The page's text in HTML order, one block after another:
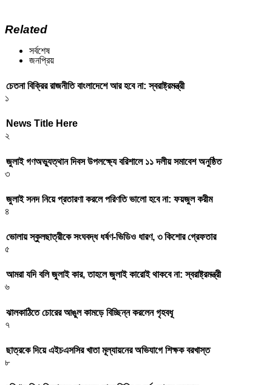
Related
সর্বশেষ
জনপ্রিয়
চেতনা বিক্রির রাজনীতি বাংলাদেশে আর হবে না: স্বরাষ্ট্রমন্ত্রী
১
News Title Here
২
জুলাই গণঅভ্যুত্থান দিবস উপলক্ষ্যে বরিশালে ১১ দলীয় সমাবেশ অনুষ্ঠিত
৩
জুলাই সনদ নিয়ে প্রতারণা করলে পরিণতি ভালো হবে না: ফয়জুল করীম
৪
ভোলায় স্কুলছাত্রীকে সংঘবদ্ধ ধর্ষণ-ভিডিও ধারণ, ৩ কিশোর গ্রেফতার
৫
আমরা যদি বলি জুলাই কার, তাহলে জুলাই কারোই থাকবে না: স্বরাষ্ট্রমন্ত্রী
৬
ঝালকাঠিতে চোরের আঙুল কামড়ে বিচ্ছিন্ন করলেন গৃহবধূ
৭
ছাত্রকে দিয়ে এইচএসসির খাতা মূল্যায়নের অভিযাগে শিক্ষক বরখাস্ত
৮